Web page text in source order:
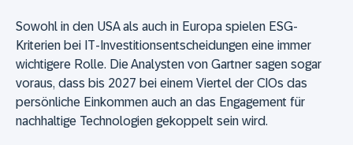
Sowohl in den USA als auch in Europa spielen ESG-
Kriterien bei IT-Investitionsentscheidungen eine immer
wichtigere Rolle. Die Analysten von Gartner sagen sogar
voraus, dass bis 2027 bei einem Viertel der CIOs das
persönliche Einkommen auch an das Engagement für
nachhaltige Technologien gekoppelt sein wird.